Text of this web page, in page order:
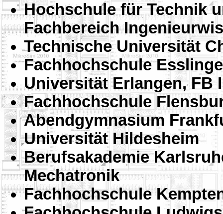
Hochschule für Technik
Fachbereich
Technische Universität
Fachhochschule
Universität Erlangen, FB
Fachhochschule
Abendgymnasium
Universität Hildesheim
Berufsakademie
Mechatronik
Fachhochschule